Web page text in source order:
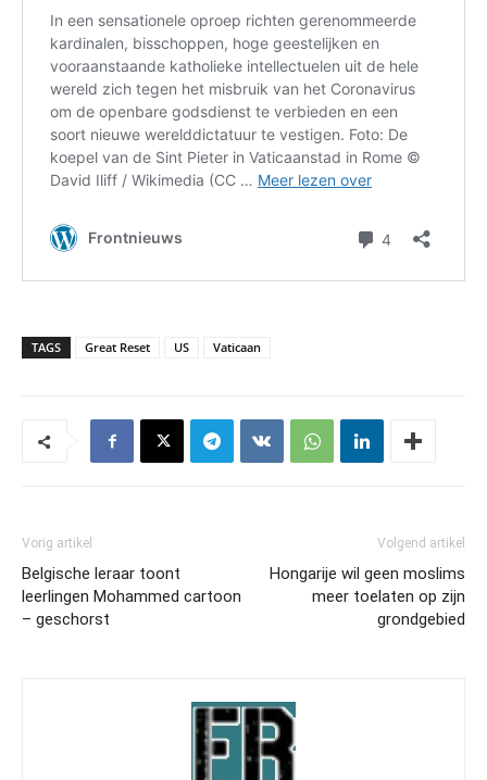
TAGS Great Reset US Vaticaan
Vorig artikel
Belgische leraar toont
leerlingen Mohammed cartoon
– geschorst
Volgend artikel
Hongarije wil geen moslims
meer toelaten op zijn
grondgebied